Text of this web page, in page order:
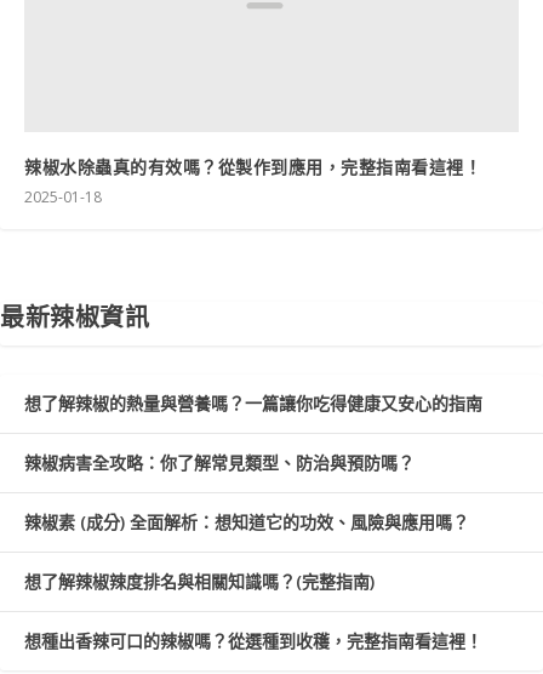
辣椒水除蟲真的有效嗎？從製作到應用，完整指南看這裡！
2025-01-18
最新辣椒資訊
想了解辣椒的熱量與營養嗎？一篇讓你吃得健康又安心的指南
辣椒病害全攻略：你了解常見類型、防治與預防嗎？
辣椒素 (成分) 全面解析：想知道它的功效、風險與應用嗎？
想了解辣椒辣度排名與相關知識嗎？(完整指南)
想種出香辣可口的辣椒嗎？從選種到收穫，完整指南看這裡！